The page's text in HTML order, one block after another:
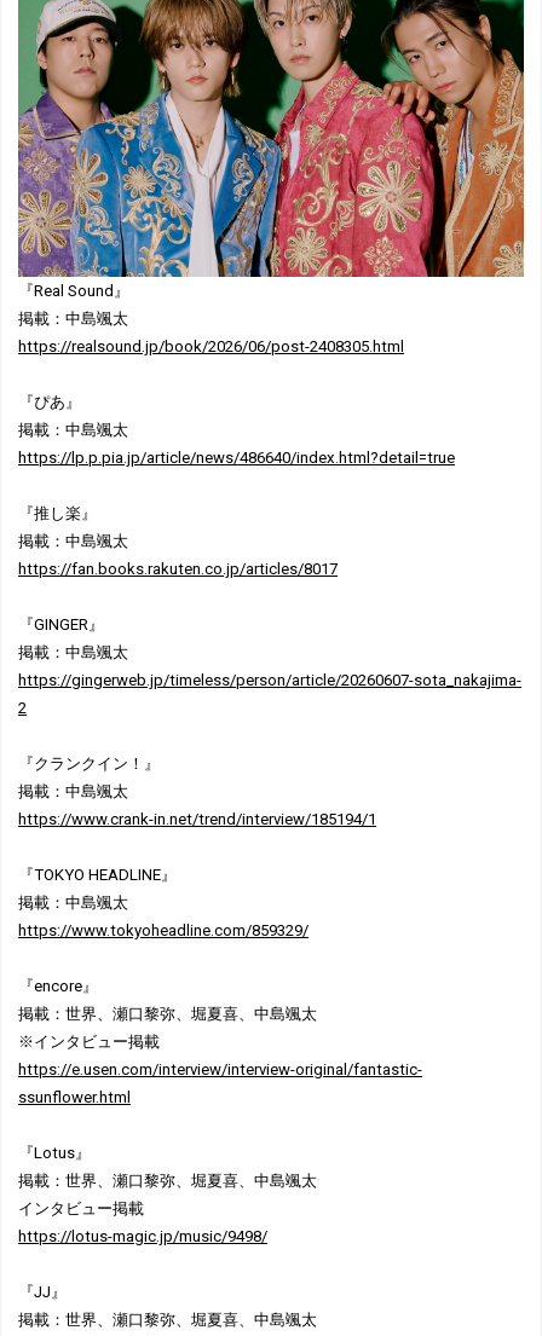
『Real Sound』
掲載：中島颯太
https://realsound.jp/book/2026/06/post-2408305.html
『ぴあ』
掲載：中島颯太
https://lp.p.pia.jp/article/news/486640/index.html?detail=true
『推し楽』
掲載：中島颯太
https://fan.books.rakuten.co.jp/articles/8017
『GINGER』
掲載：中島颯太
https://gingerweb.jp/timeless/person/article/20260607-sota_nakajima-
2
『クランクイン！』
掲載：中島颯太
https://www.crank-in.net/trend/interview/185194/1
『TOKYO HEADLINE』
掲載：中島颯太
https://www.tokyoheadline.com/859329/
『encore』
掲載：世界、瀬口黎弥、堀夏喜、中島颯太
※インタビュー掲載
https://e.usen.com/interview/interview-original/fantastic-
ssunflower.html
『Lotus』
掲載：世界、瀬口黎弥、堀夏喜、中島颯太
インタビュー掲載
https://lotus-magic.jp/music/9498/
『JJ』
掲載：世界、瀬口黎弥、堀夏喜、中島颯太